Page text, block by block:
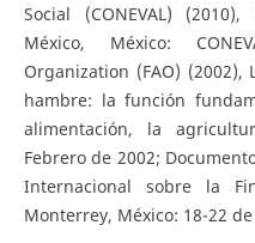
Social (CONEVAL)
México, México:
Organization (FAO)
hambre: la función
alimentación, la
Febrero de 2002;
Internacional sobre la
Monterrey, México: 18-22